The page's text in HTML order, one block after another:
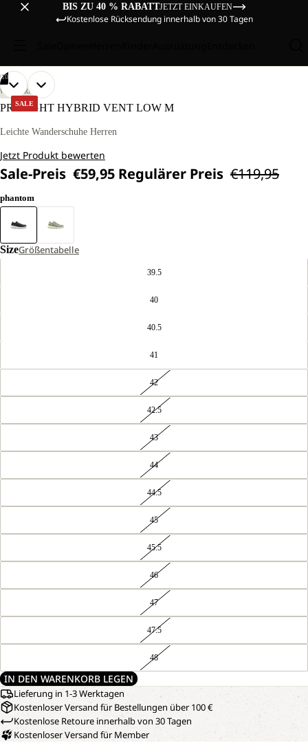
BIS ZU 40 % RABATTJETZT EINKAUFEN
Kostenlose Rücksendung innerhalb von 30 Tagen
SALE
10
BILD
IM
ÖFFNEN
BILD
IM
ÖFFNEN
BILD
IM
ÖFFNEN
BILD
IM
ÖFFNEN
BILD
IM
ÖFFNEN
BILD
IM
ÖFFNEN
BILD
IM
ÖFFNEN
BILD
IM
ÖFFNEN
BILD
IM
ÖFFNEN
BILD
IM
ÖFFNEN
WANDERN
PRELIGHT HYBRID VENT LOW M
Leichte Wanderschuhe Herren
Jetzt Produkt bewerten
Sale-Preis €59,95 Regulärer Preis €119,95
phantom
SizeGrößentabelle
39.5
40
40.5
41
42
42.5
43
44
44.5
45
45.5
46
47
47.5
48
IN DEN WARENKORB LEGEN
Lieferung in 1-3 Werktagen
Kostenloser Versand für Bestellungen über 100 €
Kostenlose Retoure innerhalb von 30 Tagen
Kostenloser Versand für Member